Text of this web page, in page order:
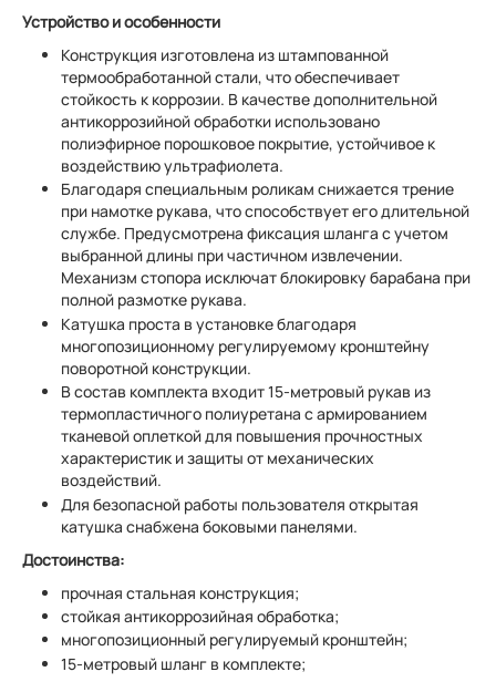
Устройство и особенности
Конструкция изготовлена из штампованной
термообработанной стали, что обеспечивает
стойкость к коррозии. В качестве дополнительной
антикоррозийной обработки использовано
полиэфирное порошковое покрытие, устойчивое к
воздействию ультрафиолета.
Благодаря специальным роликам снижается трение
при намотке рукава, что способствует его длительной
службе. Предусмотрена фиксация шланга с учетом
выбранной длины при частичном извлечении.
Механизм стопора исключат блокировку барабана при
полной размотке рукава.
Катушка проста в установке благодаря
многопозиционному регулируемому кронштейну
поворотной конструкции.
В состав комплекта входит 15-метровый рукав из
термопластичного полиуретана с армированием
тканевой оплеткой для повышения прочностных
характеристик и защиты от механических
воздействий.
Для безопасной работы пользователя открытая
катушка снабжена боковыми панелями.
Достоинства:
прочная стальная конструкция;
стойкая антикоррозийная обработка;
многопозиционный регулируемый кронштейн;
15-метровый шланг в комплекте;